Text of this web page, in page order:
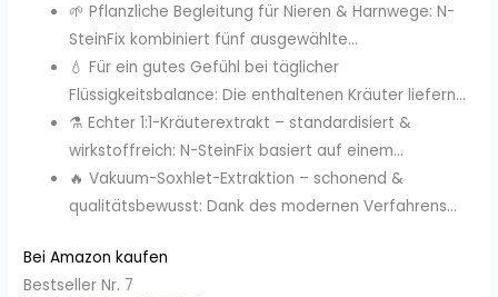
🌱 Pflanzliche Begleitung für Nieren & Harnwege: N-
SteinFix kombiniert fünf ausgewählte...
💧 Für ein gutes Gefühl bei täglicher
Flüssigkeitsbalance: Die enthaltenen Kräuter liefern...
⚗️ Echter 1:1-Kräuterextrakt – standardisiert &
wirkstoffreich: N-SteinFix basiert auf einem...
🔥 Vakuum-Soxhlet-Extraktion – schonend &
qualitätsbewusst: Dank des modernen Verfahrens...
Bei Amazon kaufen
Bestseller Nr. 7